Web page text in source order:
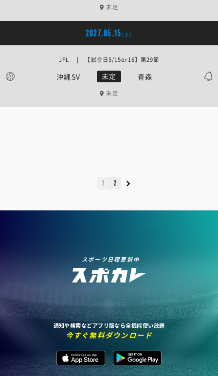
未定
2027.05.15[土]
沖縄SV 未定 青森
JFL | 【試合日5/15or16】第29節
未定
1 2
スポーツ日程更新中
通知や検索などアプリ版なら全機能使い放題
今すぐ無料ダウンロード